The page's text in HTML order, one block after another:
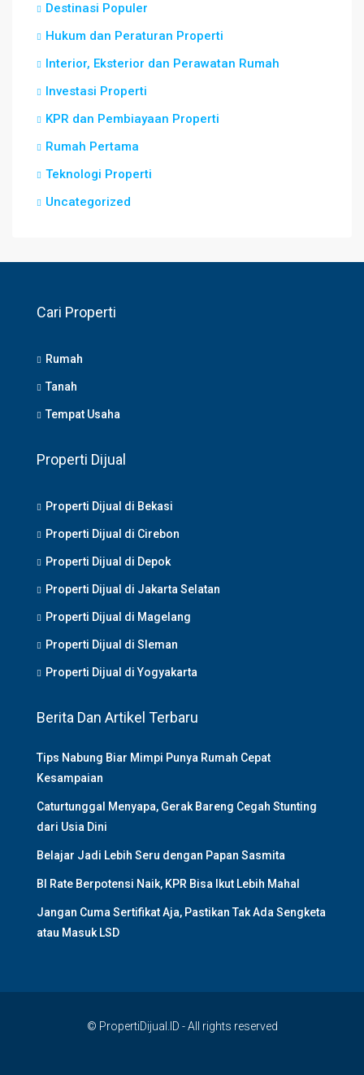
Destinasi Populer
Hukum dan Peraturan Properti
Interior, Eksterior dan Perawatan Rumah
Investasi Properti
KPR dan Pembiayaan Properti
Rumah Pertama
Teknologi Properti
Uncategorized
Cari Properti
Rumah
Tanah
Tempat Usaha
Properti Dijual
Properti Dijual di Bekasi
Properti Dijual di Cirebon
Properti Dijual di Depok
Properti Dijual di Jakarta Selatan
Properti Dijual di Magelang
Properti Dijual di Sleman
Properti Dijual di Yogyakarta
Berita Dan Artikel Terbaru
Tips Nabung Biar Mimpi Punya Rumah Cepat
Kesampaian
Caturtunggal Menyapa, Gerak Bareng Cegah Stunting
dari Usia Dini
Belajar Jadi Lebih Seru dengan Papan Sasmita
BI Rate Berpotensi Naik, KPR Bisa Ikut Lebih Mahal
Jangan Cuma Sertifikat Aja, Pastikan Tak Ada Sengketa
atau Masuk LSD
© PropertiDijual.ID - All rights reserved